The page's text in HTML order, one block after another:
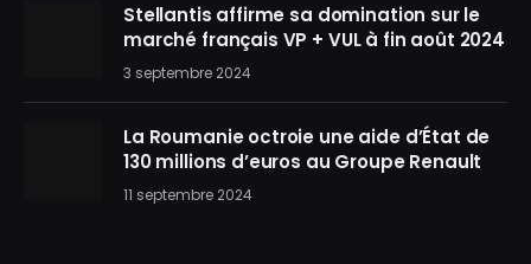
Stellantis affirme sa domination sur le
marché français VP + VUL à fin août 2024
3 septembre 2024
La Roumanie octroie une aide d’État de
130 millions d’euros au Groupe Renault
11 septembre 2024